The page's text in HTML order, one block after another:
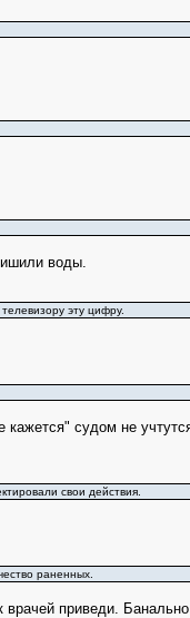
воды.
эту цифру.
кажется" судом не
свои действия.
раненных.
приведи.